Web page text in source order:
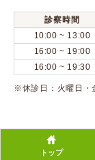
Calooペットと
口コミ投稿
診察時間
10:00 ~ 13:00
16:00 ~ 19:00
16:00 ~ 19:30
※休診日：火曜日
トップ